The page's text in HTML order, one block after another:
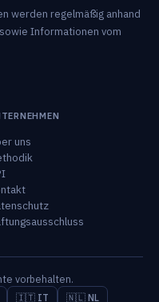
werden regelmäßig anhand
Informationen vom
uns
vorbehalten.
🇮🇹 IT 🇳🇱 NL